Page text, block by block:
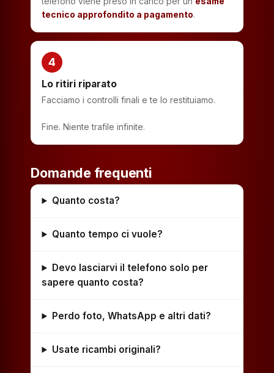
tecnico approfondito a pagamento.
4
Lo ritiri riparato
Facciamo i controlli finali e te lo restituiamo.
Fine. Niente trafile infinite.
Domande frequenti
Quanto costa?
Quanto tempo ci vuole?
Devo lasciarvi il telefono solo per
sapere quanto costa?
Perdo foto, WhatsApp e altri dati?
Usate ricambi originali?